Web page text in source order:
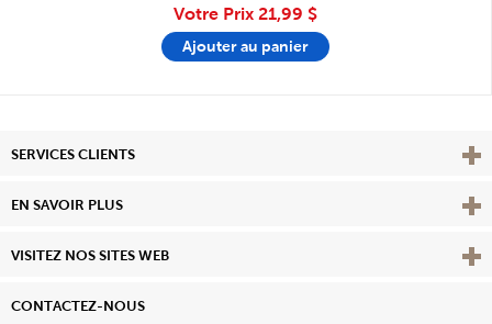
Votre Prix 21,99 $
Ajouter au panier
SERVICES CLIENTS
EN SAVOIR PLUS View
VISITEZ NOS SITES WEB
CONTACTEZ-NOUS